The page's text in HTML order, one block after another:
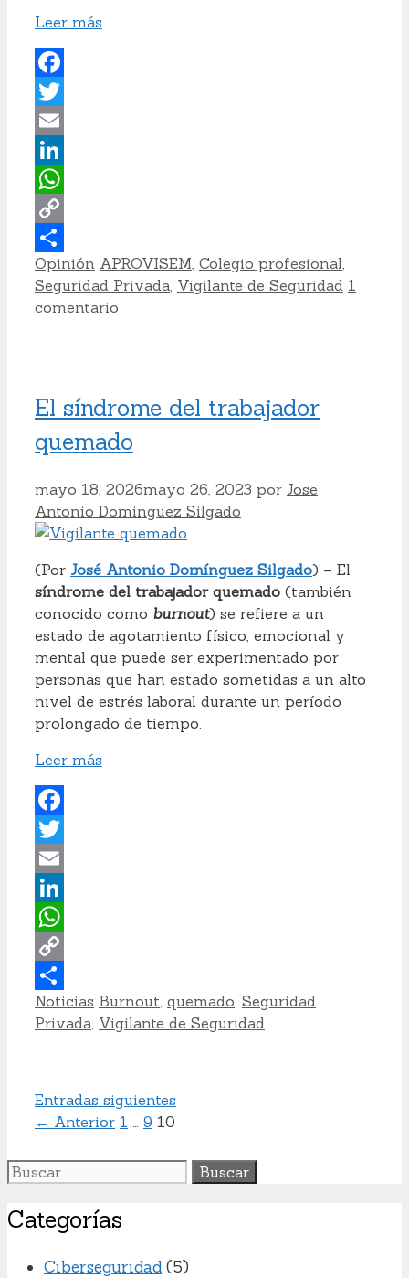
Leer más
Facebook
Twitter
Email
LinkedIn
WhatsApp
Copy
Link
Compartir
Categorías
Opinión Etiquetas
APROVISEM Colegio profesional
Seguridad Privada Vigilante de Seguridad 1
comentario
El síndrome del trabajador
quemado
mayo 18, 2026mayo 26, 2023 por Jose
Antonio Dominguez Silgado
(Por José Antonio Domínguez Silgado) – El
síndrome del trabajador quemado (también
conocido como burnout) se refiere a un
estado de agotamiento físico, emocional y
mental que puede ser experimentado por
personas que han estado sometidas a un alto
nivel de estrés laboral durante un período
prolongado de tiempo.
Leer más
Facebook
Twitter
Email
LinkedIn
WhatsApp
Copy
Link
Compartir
Categorías
Noticias Etiquetas
Burnout, quemado, Seguridad
Privada, Vigilante de Seguridad
Entradas siguientes
← Anterior Página
1 … Página
9 Página
10
Buscar:
Categorías
Ciberseguridad (5)